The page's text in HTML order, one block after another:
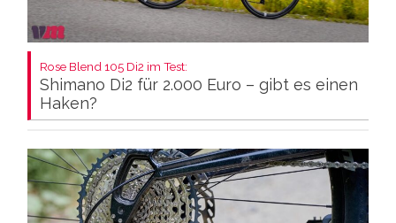
Rose Blend 105 Di2 im Test:
Shimano Di2 für 2.000 Euro – gibt es einen
Haken?